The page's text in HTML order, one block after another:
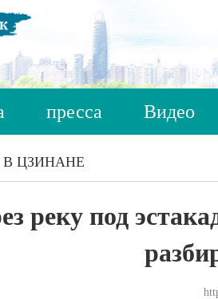
пресса Видео
В ЦЗИНАНЕ
реку под